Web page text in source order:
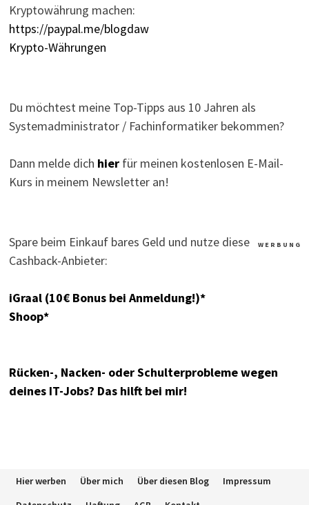
Kryptowährung machen:
https://paypal.me/blogdaw
Krypto-Währungen
Du möchtest meine Top-Tipps aus 10 Jahren als
Systemadministrator / Fachinformatiker bekommen?
Dann melde dich hierfür meinen kostenlosen E-Mail-
Kurs in meinem Newsletter an!
W E R B U N G
Spare beim Einkauf bares Geld und nutze diese
Cashback-Anbieter:
iGraal (10€ Bonus bei Anmeldung!)*
Shoop*
Rücken-, Nacken- oder Schulterprobleme wegen
deines IT-Jobs? Das hilft bei mir!
Hier werben Über mich Über diesen Blog
Impressum